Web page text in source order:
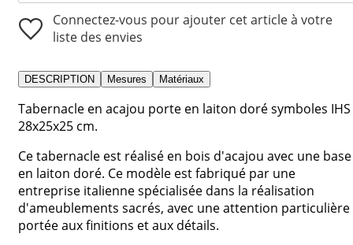
Connectez-vous pour ajouter cet article à votre
liste des envies
DESCRIPTION Mesures Matériaux
Tabernacle en acajou porte en laiton doré symboles IHS
28x25x25 cm.
Ce tabernacle est réalisé en bois d'acajou avec une base
en laiton doré. Ce modèle est fabriqué par une
entreprise italienne spécialisée dans la réalisation
d'ameublements sacrés, avec une attention particulière
portée aux finitions et aux détails.